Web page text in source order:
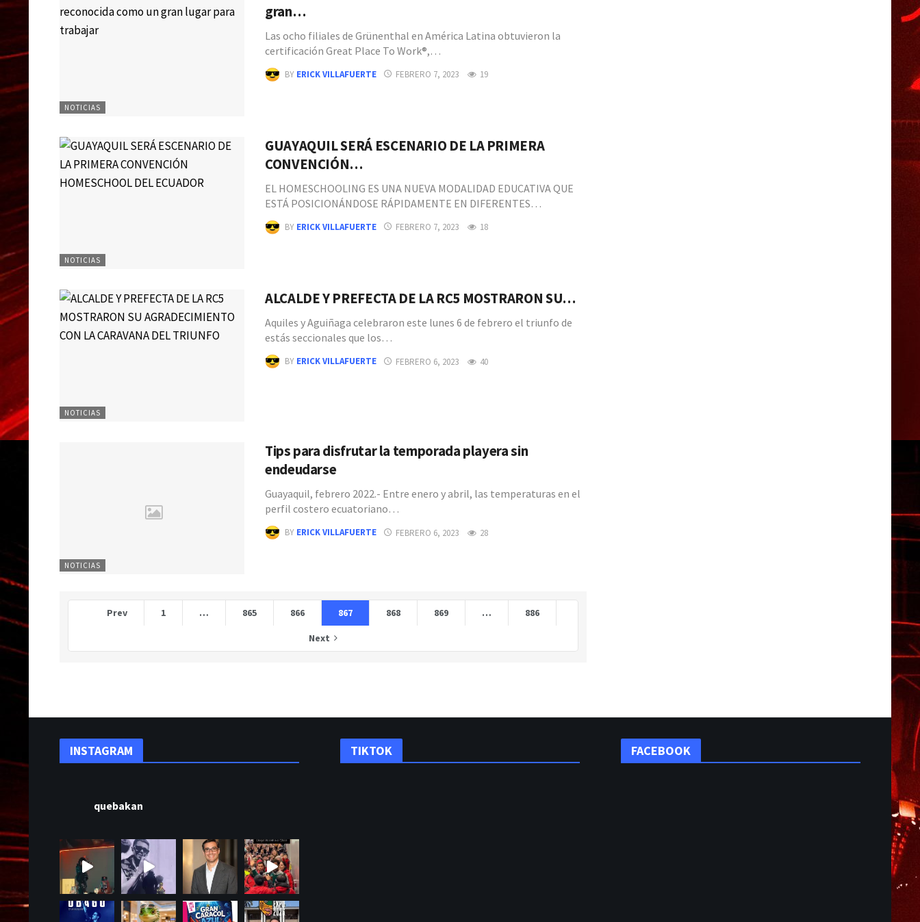
NOTICIAS
gran…
Las ocho filiales de Grünenthal en América Latina obtuvieron la
certificación Great Place To Work®,…
BY ERICK VILLAFUERTE FEBRERO 7, 2023 19
NOTICIAS
GUAYAQUIL SERÁ ESCENARIO DE LA PRIMERA
CONVENCIÓN…
EL HOMESCHOOLING ES UNA NUEVA MODALIDAD EDUCATIVA QUE
ESTÁ POSICIONÁNDOSE RÁPIDAMENTE EN DIFERENTES…
BY ERICK VILLAFUERTE FEBRERO 7, 2023 18
NOTICIAS
ALCALDE Y PREFECTA DE LA RC5 MOSTRARON SU…
Aquiles y Aguiñaga celebraron este lunes 6 de febrero el triunfo de
estás seccionales que los…
BY ERICK VILLAFUERTE FEBRERO 6, 2023 40
NOTICIAS
Tips para disfrutar la temporada playera sin
endeudarse
Guayaquil, febrero 2022.- Entre enero y abril, las temperaturas en el
perfil costero ecuatoriano…
BY ERICK VILLAFUERTE FEBRERO 6, 2023 28
Prev 1 … 865 866 867 868 869 … 886
Next
INSTAGRAM
quebakan
TIKTOK FACEBOOK